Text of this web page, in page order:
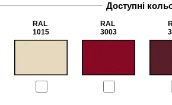
Доступні
RAL
1015
RAL
3003